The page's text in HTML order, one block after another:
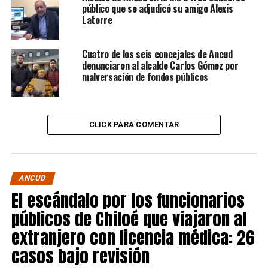
público que se adjudicó su amigo Alexis
Latorre
Cuatro de los seis concejales de Ancud
denunciaron al alcalde Carlos Gómez por
malversación de fondos públicos
CLICK PARA COMENTAR
ANCUD
El escándalo por los funcionarios
públicos de Chiloé que viajaron al
extranjero con licencia médica: 26
casos bajo revisión